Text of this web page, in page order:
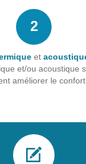
et
et/ou acoustique
améliorer le